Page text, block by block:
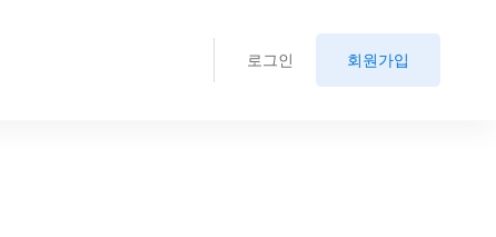
로그인 회원가입